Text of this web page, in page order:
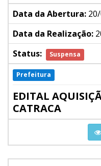
Data da Abertura:
Data da Realização:
Status:
Suspensa
Prefeitura
EDITAL
CATRACA